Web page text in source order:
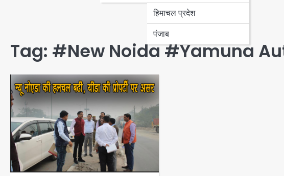
हिमाचल प्रदेश
पंजाब
Tag: #New Noida #Yamuna